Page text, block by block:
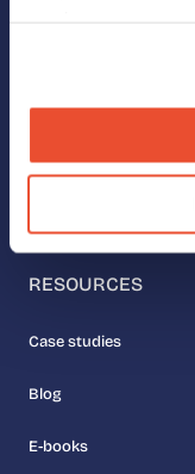
Our values
Meet the team
RESOURCES
Case studies
Blog
E-books